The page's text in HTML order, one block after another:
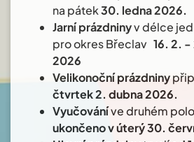
na pátek30. ledna 2026.
Jarní prázdninyv délce
pro okres Břeclav 16. 2. -
2026
Velikonoční prázdniny
čtvrtek 2. dubna 2026.
Vyučováníve druhém
ukončeno v úterý 30.